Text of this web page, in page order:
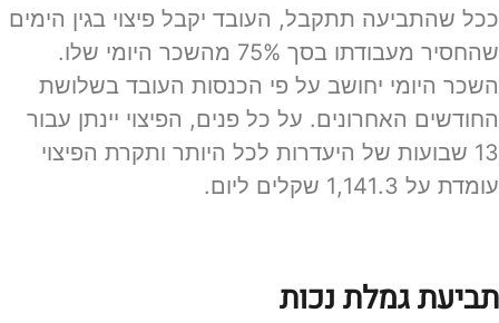
ככל שהתביעה תתקבל, העובד יקבל פיצוי בגין הימים
שהחסיר מעבודתו בסך 75% מהשכר היומי שלו.
השכר היומי יחושב על פי הכנסות העובד בשלושת
החודשים האחרונים. על כל פנים, הפיצוי יינתן עבור
13 שבועות של היעדרות לכל היותר ותקרת הפיצוי
עומדת על 1,141.3 שקלים ליום.
תביעת גמלת נכות